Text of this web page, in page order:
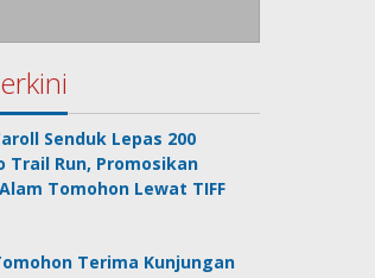
Senduk Lepas 200
Trail Run, Promosikan
Tomohon Lewat TIFF
Terima Kunjungan